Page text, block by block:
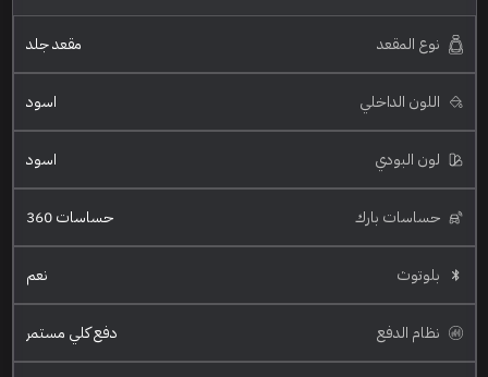
نوع المقعد مقعد جلد
اللون الداخلي اسود
لون البودي اسود
حساسات بارك حساسات 360
بلوتوث نعم
نظام الدفع دفع كلي مستمر